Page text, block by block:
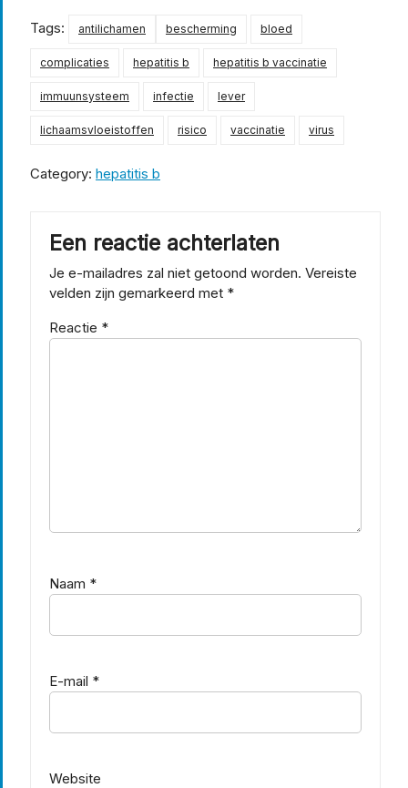
Tags: antilichamen bescherming bloed
complicaties hepatitis b hepatitis b vaccinatie
immuunsysteem infectie lever
lichaamsvloeistoffen risico vaccinatie virus
Category: hepatitis b
Een reactie achterlaten
Je e-mailadres zal niet getoond worden. Vereiste
velden zijn gemarkeerd met *
Reactie *
Naam *
E-mail *
Website